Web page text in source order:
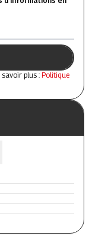
plus : Politique